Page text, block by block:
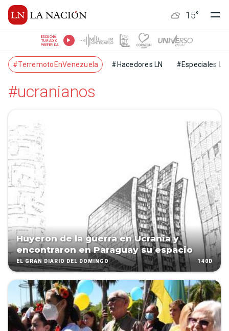
15°
ESCUCHÁ
TU RADIO
PREFERIDA
#TerremotoEnVenezuela #Hacedores LN #Especiales LN
#ucranianos
Huyeron de la guerra en Ucrania y
encontraron en Paraguay su espacio
EL GRAN DIARIO DEL DOMINGO 140D